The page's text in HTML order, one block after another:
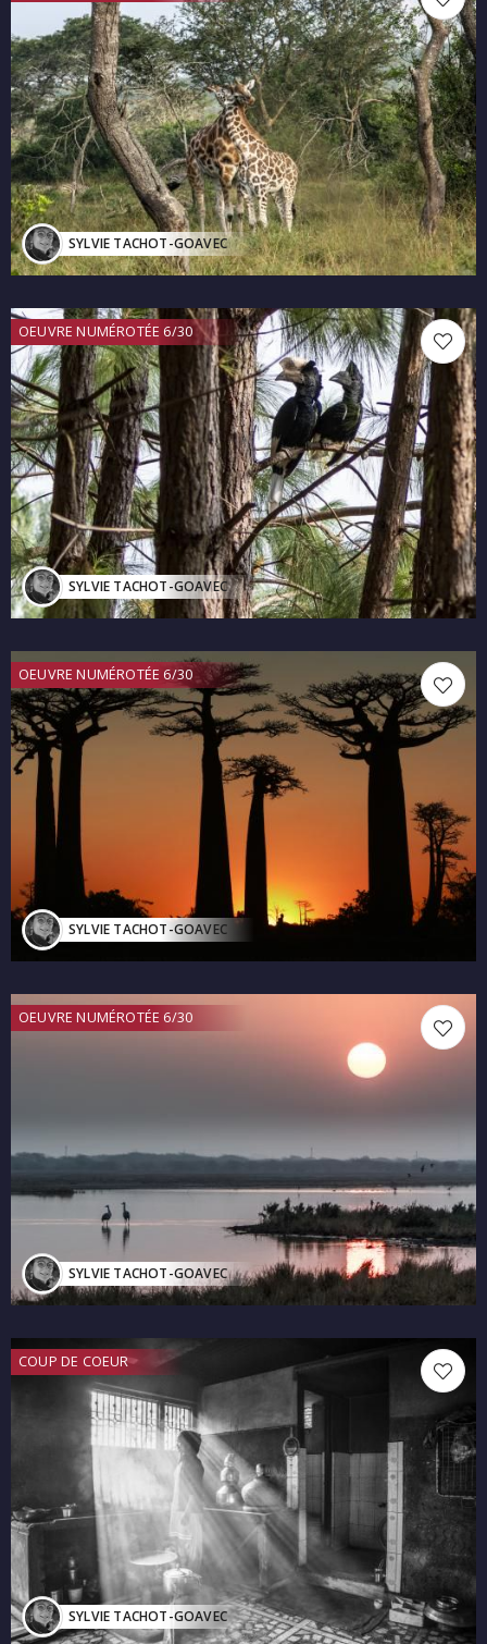
SYLVIE TACHOT-GOAVEC
OEUVRE NUMÉROTÉE 6/30
SYLVIE TACHOT-GOAVEC
OEUVRE NUMÉROTÉE 6/30
SYLVIE TACHOT-GOAVEC
OEUVRE NUMÉROTÉE 6/30
SYLVIE TACHOT-GOAVEC
COUP DE COEUR
SYLVIE TACHOT-GOAVEC